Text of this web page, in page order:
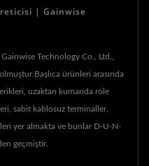
| Gainwise
Technology Co., Ltd.,
ürünleri arasında
uzaktan kumanda röle
sabit kablosuz terminaller,
yer almakta ve bunlar D-U-N-
geçmiştir.